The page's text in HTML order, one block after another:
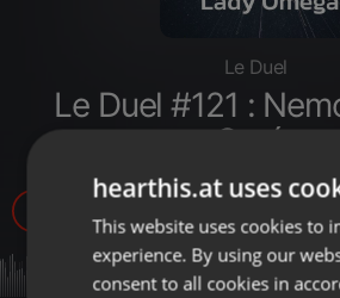
Le Duel
Le Duel #121 :
Oméga
hearthis.at uses
This website uses cookies to
experience. By using our
consent to all cookies in